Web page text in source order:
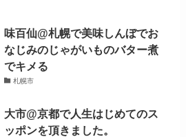
味百仙@札幌で美味しんぼでお
なじみのじゃがいものバター煮
でキメる
札幌市
大市@京都で人生はじめてのス
ッポンを頂きました。